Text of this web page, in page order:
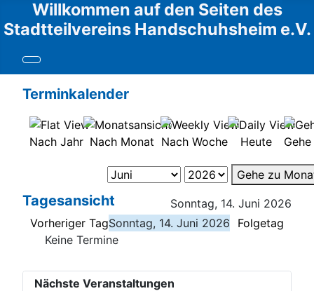
Willkommen auf den Seiten des
Stadtteilvereins Handschuhsheim e.V.
Terminkalender
Nach Jahr Nach Monat Nach Woche Heute
Gehe zu
Tagesansicht
Sonntag, 14. Juni 2026
Vorheriger TagSonntag, 14. Juni 2026
Folgetag
Keine Termine
Nächste Veranstaltungen